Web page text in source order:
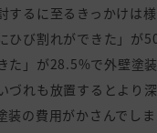
するに至るきっかけは
ひび割れができた」が
た」が28.5%で外壁塗
づれも放置するとより
装の費用がかさんでし